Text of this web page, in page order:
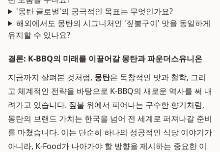
'몽탄 글로벌'의 궁극적인 목표는 무엇인가요?
해외에서도 몽탄의 시그니처인 '짚불구이' 맛을 동일하게
유지할 수 있나요?
결론: K-BBQ의 미래를 이끌어갈 몽탄과 파운더스유니온
지금까지 살펴본 것처럼, 몽탄은 독창적인 맛과 철학, 그리
고 체계적인 전략을 바탕으로 K-BBQ의 새로운 역사를 써 내
려가고 있습니다. 짚불 위에서 피어나는 구수한 향기처럼,
몽탄의 브랜드 가치는 한국을 넘어 전 세계로 퍼져나갈 준비
를 마쳤습니다. 이는 단순히 하나의 성공적인 식당 이야기가
아니라, K-Food가 나아가야 할 방향을 제시하는 중요한 이